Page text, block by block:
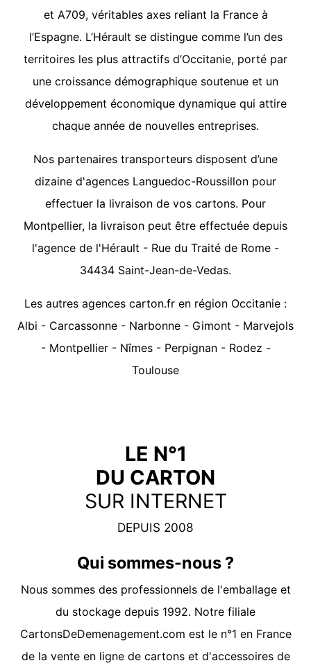
et A709, véritables axes reliant la France à
l’Espagne. L’Hérault se distingue comme l’un des
territoires les plus attractifs d’Occitanie, porté par
une croissance démographique soutenue et un
développement économique dynamique qui attire
chaque année de nouvelles entreprises.
Nos partenaires transporteurs disposent d’une
dizaine d'agences Languedoc-Roussillon pour
effectuer la livraison de vos cartons. Pour
Montpellier, la livraison peut être effectuée depuis
l'agence de l'Hérault - Rue du Traité de Rome -
34434 Saint-Jean-de-Vedas.
Les autres agences carton.fr en région Occitanie :
Albi - Carcassonne - Narbonne - Gimont - Marvejols
- Montpellier- Nîmes- Perpignan- Rodez -
Toulouse
LE N°1
DU CARTON
SUR INTERNET
DEPUIS 2008
Qui sommes-nous ?
Nous sommes des professionnels de l'emballage et
du stockage depuis 1992. Notre filiale
CartonsDeDemenagement.com est le n°1 en France
de la vente en ligne de cartons et d'accessoires de